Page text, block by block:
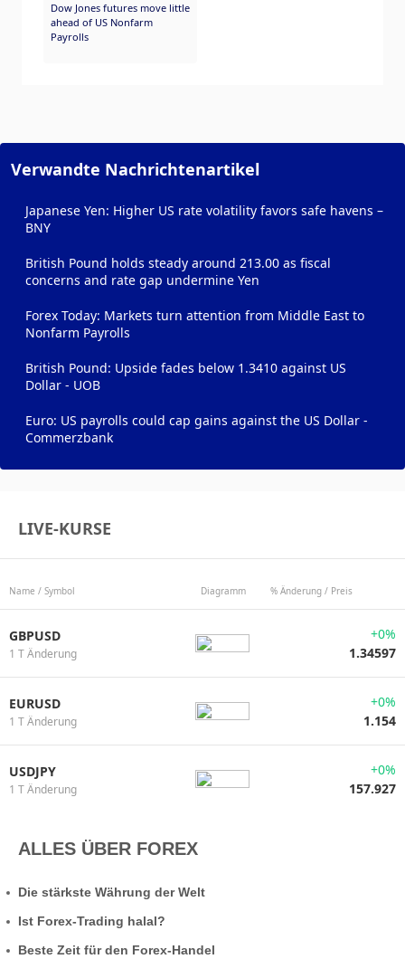
Dow Jones futures move little
ahead of US Nonfarm
Payrolls
Verwandte Nachrichtenartikel
Japanese Yen: Higher US rate volatility favors safe havens –
BNY
British Pound holds steady around 213.00 as fiscal
concerns and rate gap undermine Yen
Forex Today: Markets turn attention from Middle East to
Nonfarm Payrolls
British Pound: Upside fades below 1.3410 against US
Dollar - UOB
Euro: US payrolls could cap gains against the US Dollar -
Commerzbank
LIVE-KURSE
Name / Symbol Diagramm % Änderung / Preis
GBPUSD
1 T Änderung
+0%
1.34597
EURUSD
1 T Änderung
+0%
1.154
USDJPY
1 T Änderung
+0%
157.927
ALLES ÜBER FOREX
Die stärkste Währung der Welt
Ist Forex-Trading halal?
Beste Zeit für den Forex-Handel